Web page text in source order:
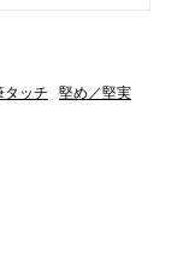
タッチ 堅め／堅実